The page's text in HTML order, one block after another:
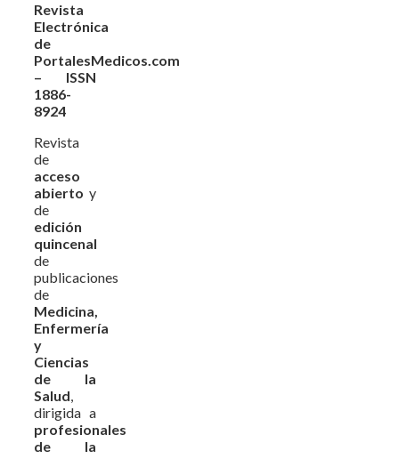
Revista
Electrónica
de
PortalesMedicos.com
– ISSN
1886-
8924
Revista
de
acceso
abierto y
de
edición
quincenal
de
publicaciones
de
Medicina,
Enfermería
y
Ciencias
de la
Salud,
dirigida a
profesionales
de la